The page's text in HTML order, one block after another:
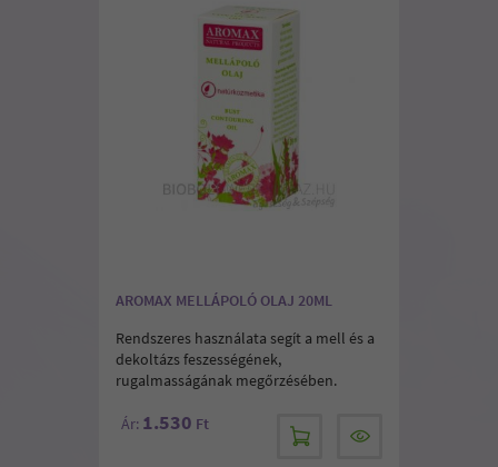
AROMAX MELLÁPOLÓ OLAJ 20ML
Rendszeres használata segít a mell és a
dekoltázs feszességének,
rugalmasságának megőrzésében.
Ár: 1.530 Ft